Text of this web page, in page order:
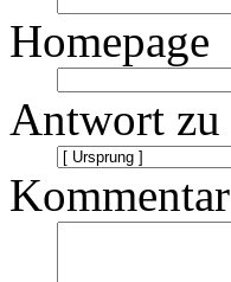
Homepage
Antwort zu
Kommentar